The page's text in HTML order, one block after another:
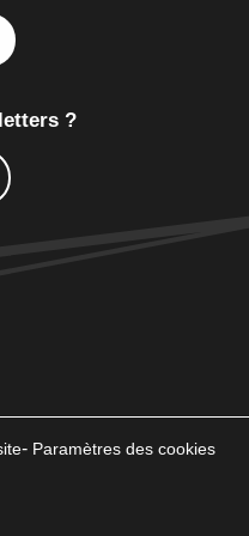
?
Paramètres des cookies